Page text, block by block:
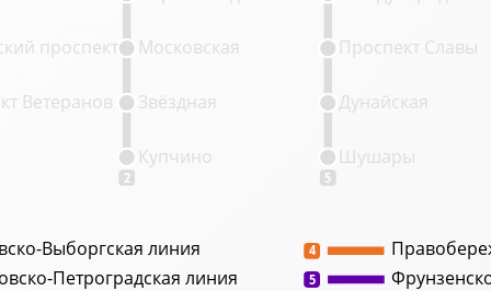
Выборгская линия
Петроградская линия
4
5
2 5
Ветеранов
проспект
Купчино
Звёздная
Московская Проспект Славы
Дунайская
Шушары